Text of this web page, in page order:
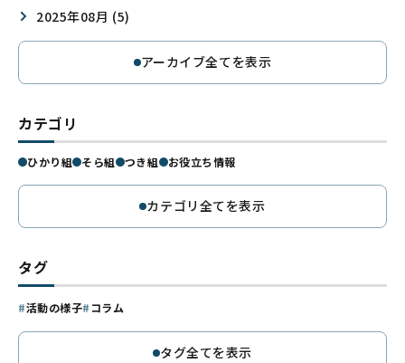
2025年08月 (5)
アーカイブ全てを表示
カテゴリ
ひかり組 そら組 つき組 お役立ち情報
カテゴリ全てを表示
タグ
活動の様子 コラム
タグ全てを表示